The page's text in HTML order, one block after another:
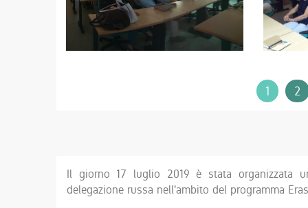
1 2
Il giorno 17 luglio 2019 è stata organizzata
delegazione russa nell'ambito del programma